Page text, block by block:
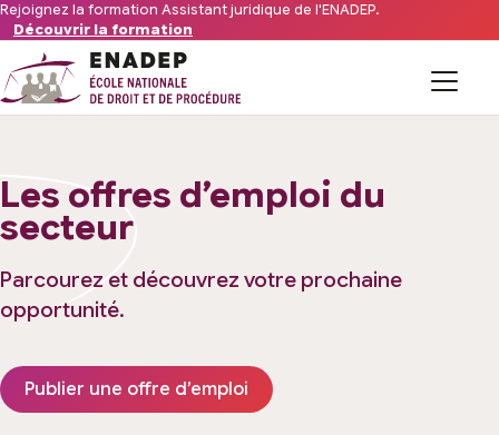
Aller au contenu
Rejoignez la formation Assistant juridique de l'ENADEP.
Découvrir la formation
L’organisme
Financements
Offres d’emploi du secteur
FAQ
Les offres d’emploi du
secteur
Parcourez et découvrez votre prochaine
opportunité.
Publier une offre d’emploi